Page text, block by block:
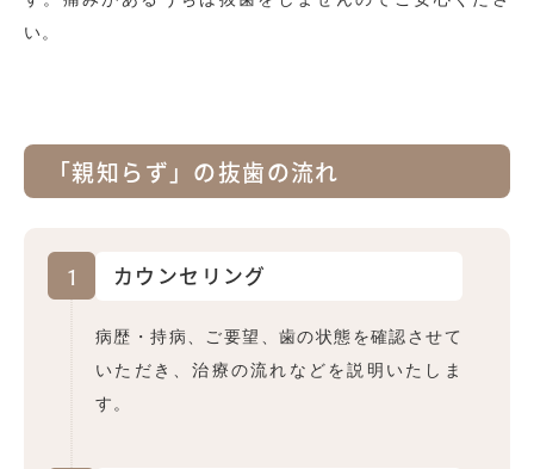
い。
「親知らず」の抜歯の流れ
1 カウンセリング
病歴・持病、ご要望、歯の状態を確認させて
いただき、治療の流れなどを説明いたしま
す。